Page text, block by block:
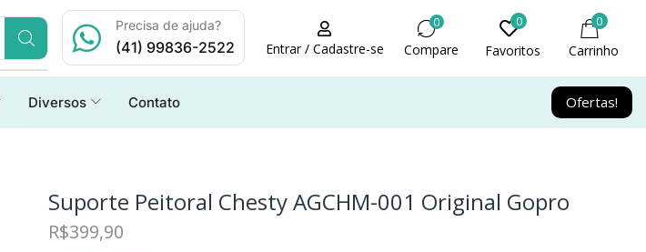
Precisa de ajuda?
(41) 99836-2522 Entrar / Cadastre-se
0
Compare
0
Favoritos
0
Carrinho
Diversos Contato Ofertas!
Suporte Peitoral Chesty AGCHM-001 Original Gopro
R$399,90